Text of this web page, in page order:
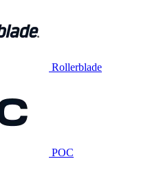
Rollerblade
POC